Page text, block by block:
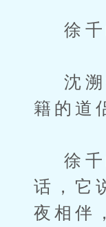
徐千
沈溯
籍的道
徐千
话，它
夜相伴